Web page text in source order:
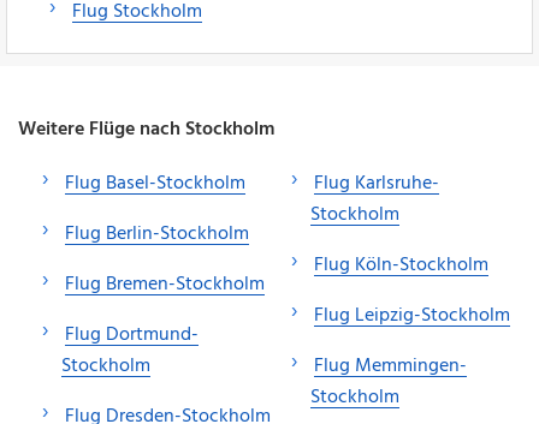
Flug Stockholm
Weitere Flüge nach Stockholm
Flug Basel-Stockholm
Flug Berlin-Stockholm
Flug Bremen-Stockholm
Flug Dortmund-
Stockholm
Flug Dresden-Stockholm
Flug Karlsruhe-
Stockholm
Flug Köln-Stockholm
Flug Leipzig-Stockholm
Flug Memmingen-
Stockholm